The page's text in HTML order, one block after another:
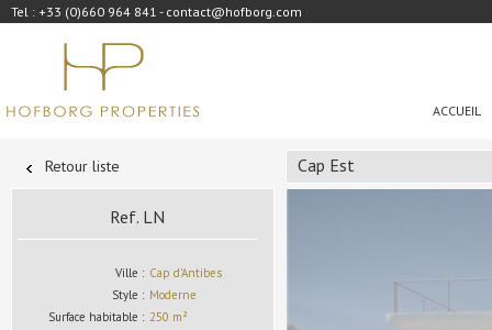
Tel : +33 (0)660 964 841 - contact@hofborg.com
ACCUEIL
Retour liste
Ref. LN
Ville : Cap d'Antibes
Style : Moderne
Surface habitable : 250 m²
Cap Est